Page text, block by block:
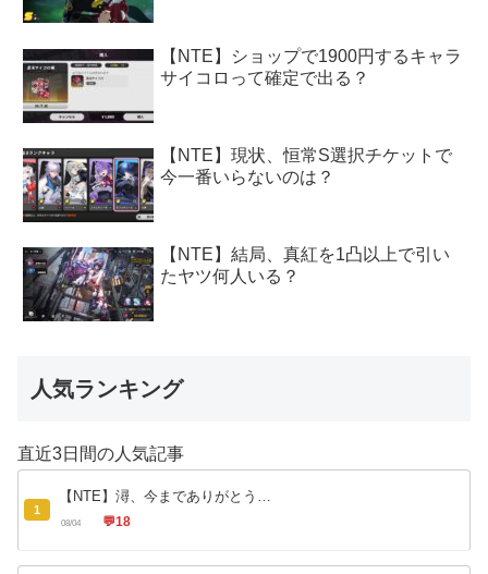
【NTE】ショップで1900円するキャラ
サイコロって確定で出る？
【NTE】現状、恒常S選択チケットで
今一番いらないのは？
【NTE】結局、真紅を1凸以上で引い
たヤツ何人いる？
人気ランキング
直近3日間の人気記事
1
【NTE】潯、今までありがとう…
08/04 💬18